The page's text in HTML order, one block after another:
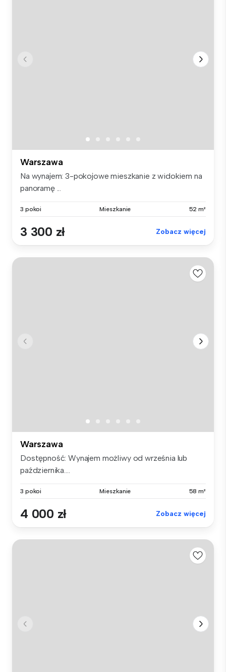
Warszawa
Na wynajem: 3-pokojowe mieszkanie z widokiem na
panoramę ...
3 pokoi Mieszkanie 52 m²
3 300 zł Zobacz więcej
Warszawa
Dostępność: Wynajem możliwy od września lub
października....
3 pokoi Mieszkanie 58 m²
4 000 zł Zobacz więcej